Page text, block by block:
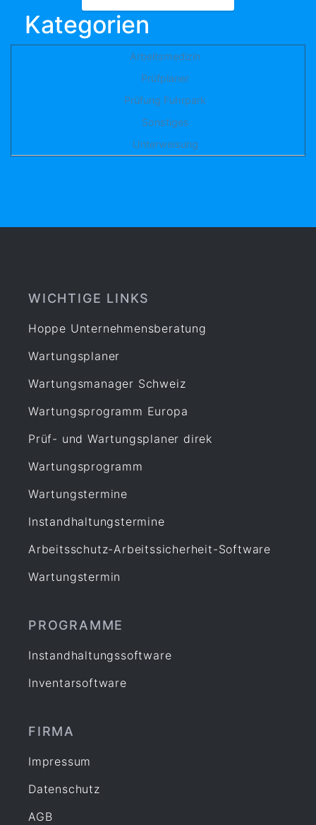
Kategorien
Arbeitsmedizin
Prüfplaner
Prüfung Fuhrpark
Sonstiges
Unterweisung
WICHTIGE LINKS
Hoppe Unternehmensberatung
Wartungsplaner
Wartungsmanager Schweiz
Wartungsprogramm Europa
Prüf- und Wartungsplaner direk
Wartungsprogramm
Wartungstermine
Instandhaltungstermine
Arbeitsschutz-Arbeitssicherheit-Software
Wartungstermin
PROGRAMME
Instandhaltungssoftware
Inventarsoftware
FIRMA
Impressum
Datenschutz
AGB